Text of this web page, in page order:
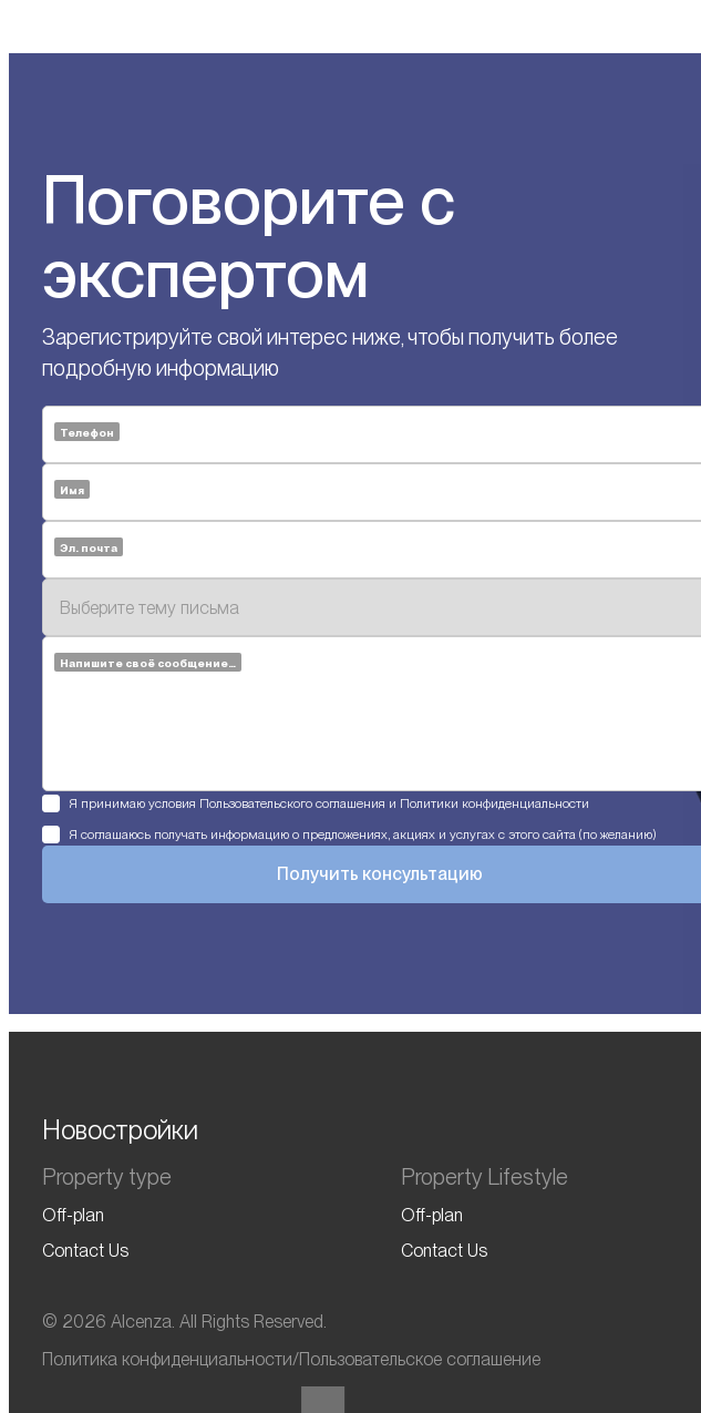
Поговорите с
экспертом
Зарегистрируйте свой интерес ниже, чтобы получить более
подробную информацию
Телефон
Имя
Эл. почта
Напишите своё сообщение…
Я принимаю условия Пользовательского соглашения и Политики конфиденциальности
Я соглашаюсь получать информацию о предложениях, акциях и услугах с этого сайта (по желанию)
Получить консультацию
Новостройки
Property type
Off-plan
Contact Us
Property Lifestyle
Off-plan
Contact Us
© 2026 Alcenza. All Rights Reserved.
Политика конфиденциальности/Пользовательское соглашение